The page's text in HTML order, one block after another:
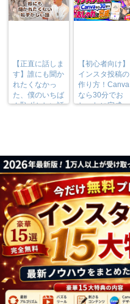
【正直に話しま
す】誰にも聞か
れたくなかっ
た、僕のいちば
ん恥ずかしい話
【初心者向け】
インスタ投稿の
作り方！Canva
なら30分でお
しゃれに完成